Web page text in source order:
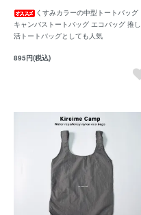
くすみカラーの中型トートバッグ
キャンバストートバッグ エコバッグ 推し
活トートバッグとしても人気
895円(税込)